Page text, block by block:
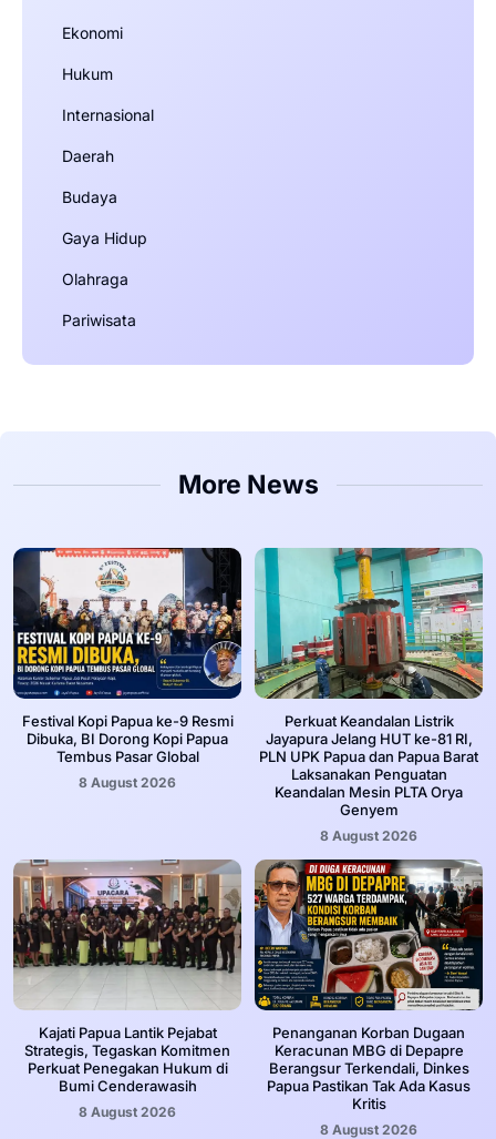
Ekonomi
Hukum
Internasional
Daerah
Budaya
Gaya Hidup
Olahraga
Pariwisata
More News
Festival Kopi Papua ke-9 Resmi
Dibuka, BI Dorong Kopi Papua
Tembus Pasar Global
8 August 2026
Perkuat Keandalan Listrik
Jayapura Jelang HUT ke-81 RI,
PLN UPK Papua dan Papua Barat
Laksanakan Penguatan
Keandalan Mesin PLTA Orya
Genyem
8 August 2026
Kajati Papua Lantik Pejabat
Strategis, Tegaskan Komitmen
Perkuat Penegakan Hukum di
Bumi Cenderawasih
8 August 2026
Penanganan Korban Dugaan
Keracunan MBG di Depapre
Berangsur Terkendali, Dinkes
Papua Pastikan Tak Ada Kasus
Kritis
8 August 2026